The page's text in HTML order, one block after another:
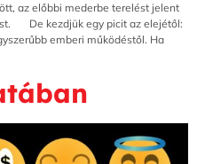
az előbbi mederbe terelést jelent
De kezdjük egy picit az elejétől:
emberi működéstől. Ha